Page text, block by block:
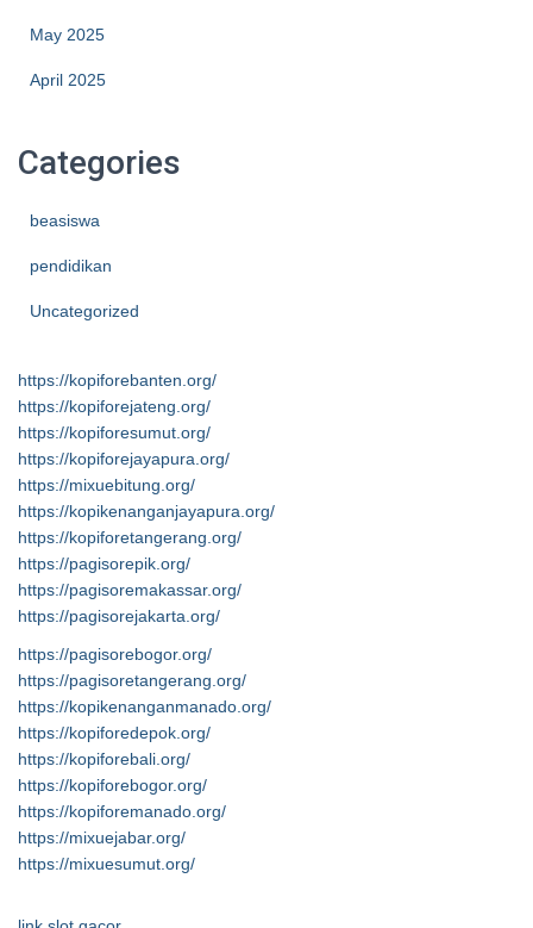
May 2025
April 2025
Categories
beasiswa
pendidikan
Uncategorized
https://kopiforebanten.org/
https://kopiforejateng.org/
https://kopiforesumut.org/
https://kopiforejayapura.org/
https://mixuebitung.org/
https://kopikenanganjayapura.org/
https://kopiforetangerang.org/
https://pagisorepik.org/
https://pagisoremakassar.org/
https://pagisorejakarta.org/
https://pagisorebogor.org/
https://pagisoretangerang.org/
https://kopikenanganmanado.org/
https://kopiforedepok.org/
https://kopiforebali.org/
https://kopiforebogor.org/
https://kopiforemanado.org/
https://mixuejabar.org/
https://mixuesumut.org/